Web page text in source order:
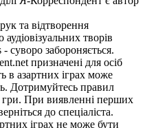
та відтворення
творів
суворо забороняється.
призначені для осіб
в азартних іграх може
Дотримуйтесь правил
гри. При виявленні перших
до спеціаліста.
іграх не може бути